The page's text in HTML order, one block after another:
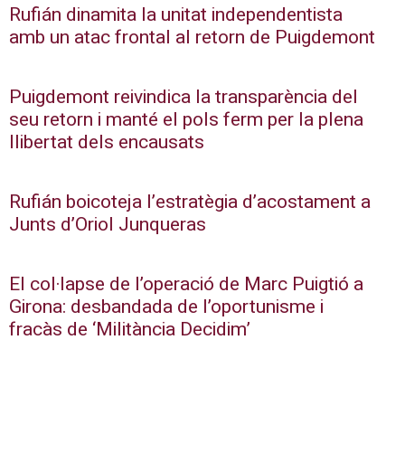
Rufián dinamita la unitat independentista
amb un atac frontal al retorn de Puigdemont
Puigdemont reivindica la transparència del
seu retorn i manté el pols ferm per la plena
llibertat dels encausats
Rufián boicoteja l’estratègia d’acostament a
Junts d’Oriol Junqueras
El col·lapse de l’operació de Marc Puigtió a
Girona: desbandada de l’oportunisme i
fracàs de ‘Militància Decidim’